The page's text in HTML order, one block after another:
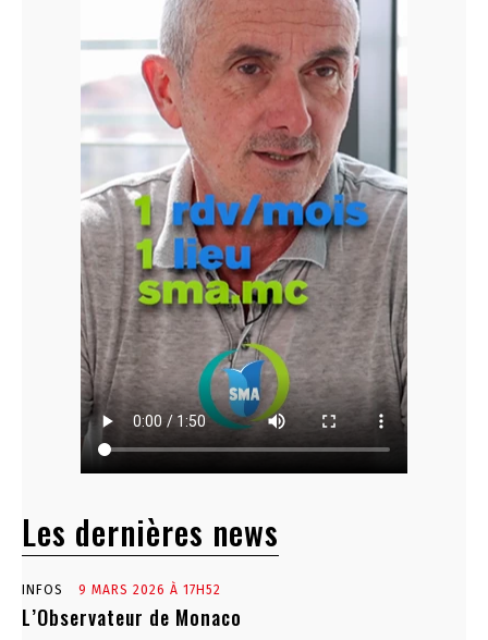
Les dernières news
INFOS 9 MARS 2026 À 17H52
L’Observateur de Monaco